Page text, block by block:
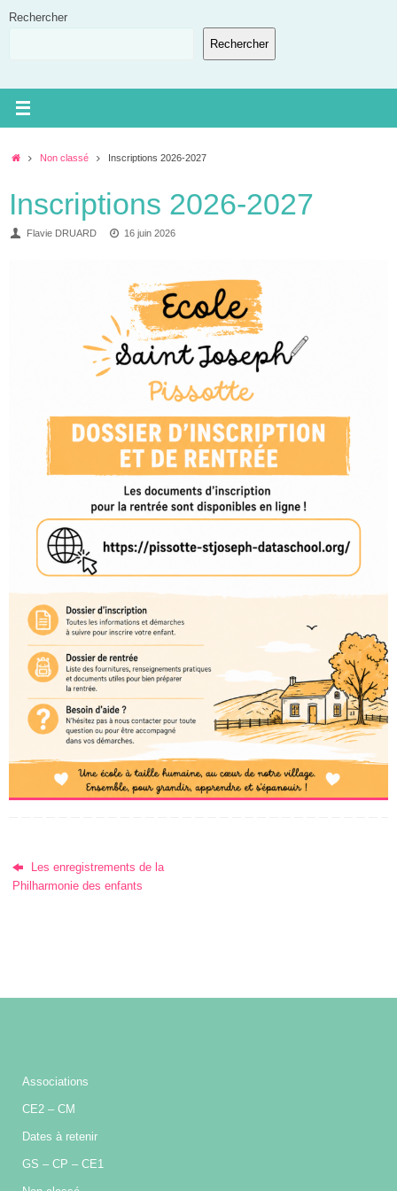
Rechercher
Rechercher
AccueilNon classé Inscriptions 2026-2027
Inscriptions 2026-2027
Flavie DRUARD 16 juin 2026
Les enregistrements de la
Philharmonie des enfants
Associations
CE2 – CM
Dates à retenir
GS – CP – CE1